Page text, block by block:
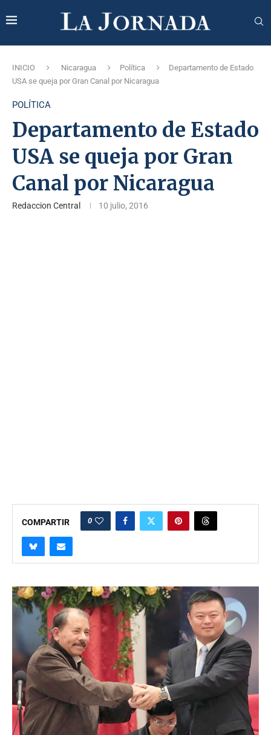
INICIO Nicaragua Política
Departamento de Estado
USA se queja por Gran Canal por Nicaragua
POLÍTICA
Departamento de Estado
USA se queja por Gran
Canal por Nicaragua
Redaccion Central 10 julio, 2016
COMPARTIR 0